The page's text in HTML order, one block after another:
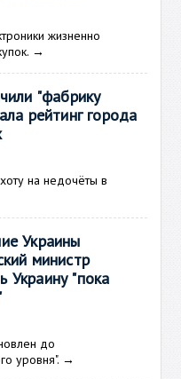
жизненно
→
"фабрику
рейтинг города
на недочёты в
Украины
министр
Украину "пока
до
уровня". →